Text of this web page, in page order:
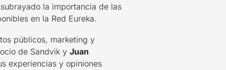
la importancia de las
en la Red Eureka.
públicos, marketing y
de Sandvik y Juan
experiencias y opiniones